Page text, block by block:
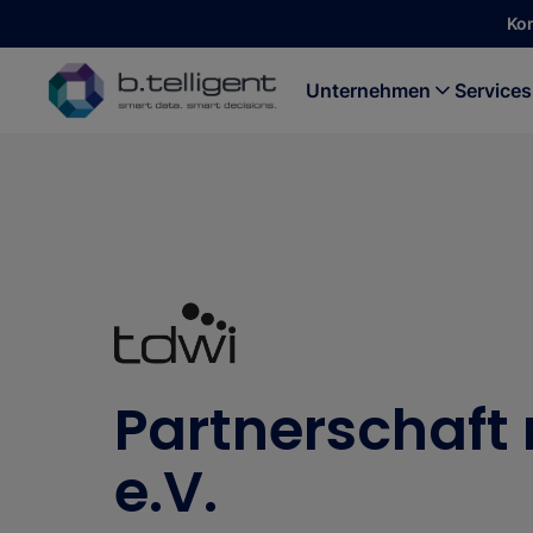
Unternehmen Services
Partnerschaft
e.V.